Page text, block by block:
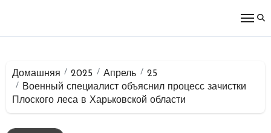
Домашняя 2025 Апрель
25
Военный специалист объяснил процесс зачистки
Плоского леса в Харьковской области